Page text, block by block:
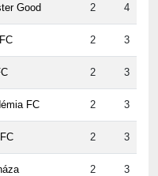
2 3
2 3
FC 2 3
2 3
2 3
2 2